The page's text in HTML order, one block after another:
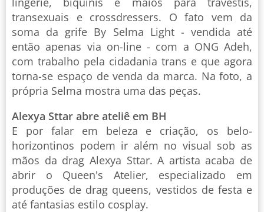
transexuais e crossdressers. O fato vem da
soma da grife By Selma Light - vendida até
então apenas via on-line - com a ONG Adeh,
com trabalho pela cidadania trans e que agora
torna-se espaço de venda da marca. Na foto, a
própria Selma mostra uma das peças.
Alexya Sttar abre ateliê em BH
E por falar em beleza e criação, os belo-
horizontinos podem ir além no visual sob as
mãos da drag Alexya Sttar. A artista acaba de
abrir o Queen's Atelier, especializado em
produções de drag queens, vestidos de festa e
até fantasias estilo cosplay.